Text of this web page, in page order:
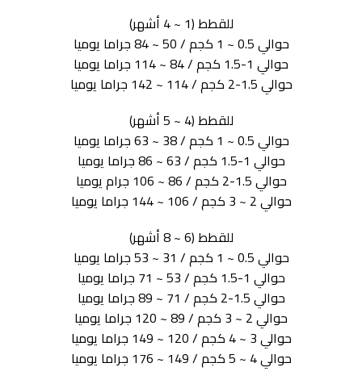
للقطط (1 ~ 4 أشهر)
حوالي 0.5 ~ 1 كجم / 50 ~ 84 جراما يوميا
حوالي 1-1.5 كجم / 84 ~ 114 جراما يوميا
حوالي 1.5-2 كجم / 114 ~ 142 جراما يوميا
للقطط (4 ~ 5 أشهر)
حوالي 0.5 ~ 1 كجم / 38 ~ 63 جراما يوميا
حوالي 1-1.5 كجم / 63 ~ 86 جراما يوميا
حوالي 1.5-2 كجم / 86 ~ 106 جرام يوميا
حوالي 2 ~ 3 كجم / 106 ~ 144 جراما يوميا
للقطط (6 ~ 8 أشهر)
حوالي 0.5 ~ 1 كجم / 31 ~ 53 جراما يوميا
حوالي 1-1.5 كجم / 53 ~ 71 جراما يوميا
حوالي 1.5-2 كجم / 71 ~ 89 جراما يوميا
حوالي 2 ~ 3 كجم / 89 ~ 120 جراما يوميا
حوالي 3 ~ 4 كجم / 120 ~ 149 جراما يوميا
حوالي 4 ~ 5 كجم / 149 ~ 176 جراما يوميا